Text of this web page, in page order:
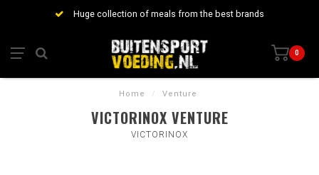
Huge collection of meals from the best brands
0
Home / Venture
VICTORINOX VENTURE
VICTORINOX